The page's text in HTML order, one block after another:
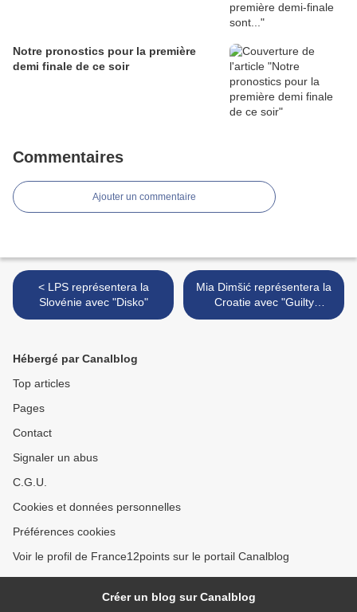
Notre pronostics pour la première
demi finale de ce soir
Commentaires
Ajouter un commentaire
< LPS représentera la
Slovénie avec "Disko"
Mia Dimšić représentera la
Croatie avec "Guilty
pleasure" >
Hébergé par Canalblog
Top articles
Pages
Contact
Signaler un abus
C.G.U.
Cookies et données personnelles
Préférences cookies
Voir le profil de France12points sur le portail Canalblog
Créer un blog sur Canalblog